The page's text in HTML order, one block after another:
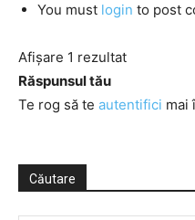
You must login to post
Afișare 1 rezultat
Răspunsul tău
Te rog să te autentifici mai
Căutare